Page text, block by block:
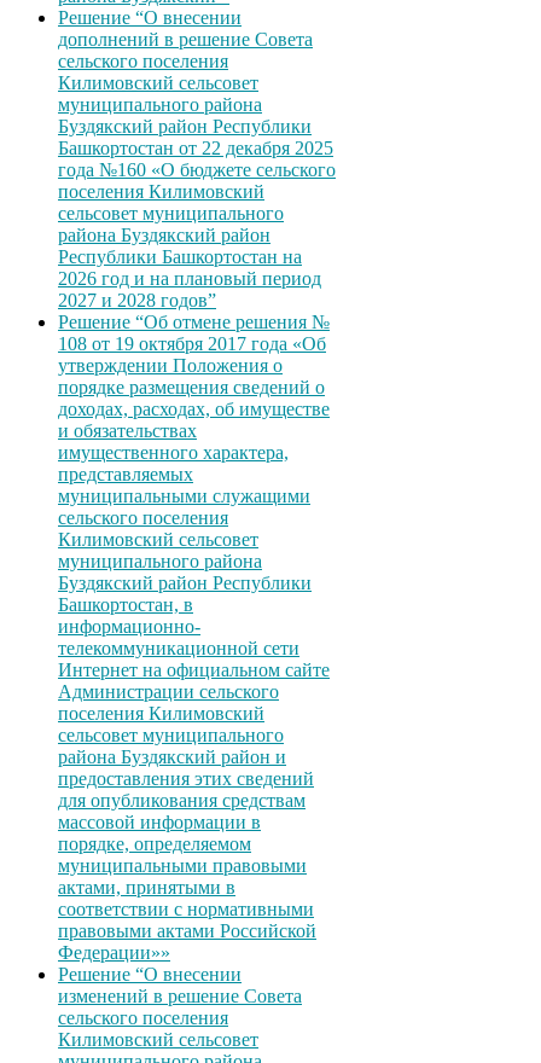
Решение “О внесении
дополнений в решение Совета
сельского поселения
Килимовский сельсовет
муниципального района
Буздякский район Республики
Башкортостан от 22 декабря 2025
года №160 «О бюджете сельского
поселения Килимовский
сельсовет муниципального
района Буздякский район
Республики Башкортостан на
2026 год и на плановый период
2027 и 2028 годов”
Решение “Об отмене решения №
108 от 19 октября 2017 года «Об
утверждении Положения о
порядке размещения сведений о
доходах, расходах, об имуществе
и обязательствах
имущественного характера,
представляемых
муниципальными служащими
сельского поселения
Килимовский сельсовет
муниципального района
Буздякский район Республики
Башкортостан, в
информационно-
телекоммуникационной сети
Интернет на официальном сайте
Администрации сельского
поселения Килимовский
сельсовет муниципального
района Буздякский район и
предоставления этих сведений
для опубликования средствам
массовой информации в
порядке, определяемом
муниципальными правовыми
актами, принятыми в
соответствии с нормативными
правовыми актами Российской
Федерации»»
Решение “О внесении
изменений в решение Совета
сельского поселения
Килимовский сельсовет